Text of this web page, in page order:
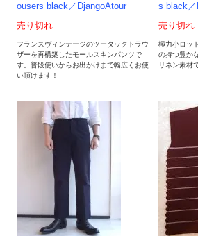
ousers black／DjangoAtour
売り切れ
フランスヴィンテージのツータックトラウ
ザーを再構築したモールスキンパンツで
す。普段使いからお出かけまで幅広くお使
い頂けます！
s black／
売り切れ
極力小ロッ
の持つ豊か
リネン素材